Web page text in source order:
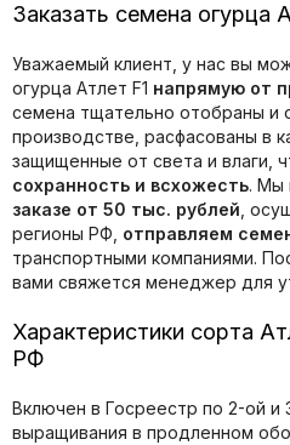
Заказать семена огурца
Уважаемый клиент, у нас вы
огурца Атлет F1 напрямую от
семена тщательно отобраны и
производстве, расфасованы в
защищенные от света и влаги,
сохранность и всхожесть. Мы
заказе от 50 тыс. рублей ,
регионы РФ, отправляем
транспортными компаниями.
вами свяжется менеджер для
Характеристики сорта
РФ
Включен в Госреестр по 2-ой и
выращивания в продленном